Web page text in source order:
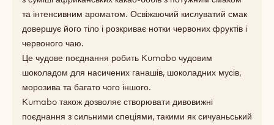
та інтенсивним ароматом. Освіжаючий кислуватий смак
довершує його тіло і розкриває нотки червоних фруктів і
червоного чаю.
Це чудове поєднання робить Kumabo чудовим
шоколадом для насичених ганашів, шоколадних мусів,
морозива та багато чого іншого.
Kumabo також дозволяє створювати дивовижні
поєднання з сильними спеціями, такими як сичуаньський